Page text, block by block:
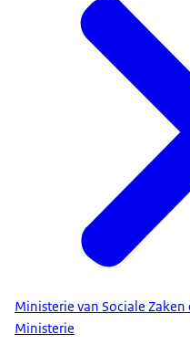
Ministerie van Sociale
Ministerie